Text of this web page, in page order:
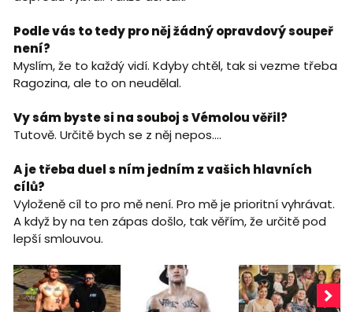
Podle vás to tedy pro něj žádný opravdový soupeř
není?
Myslím, že to každý vidí. Kdyby chtěl, tak si vezme třeba
Ragozina, ale to on neudělal.
Vy sám byste si na souboj s Vémolou věřil?
Tutově. Určitě bych se z něj nepos....
A je třeba duel s ním jedním z vašich hlavních
cílů?
Vyloženě cíl to pro mě není. Pro mě je prioritní vyhrávat.
A když by na ten zápas došlo, tak věřím, že určitě pod
lepší smlouvou.